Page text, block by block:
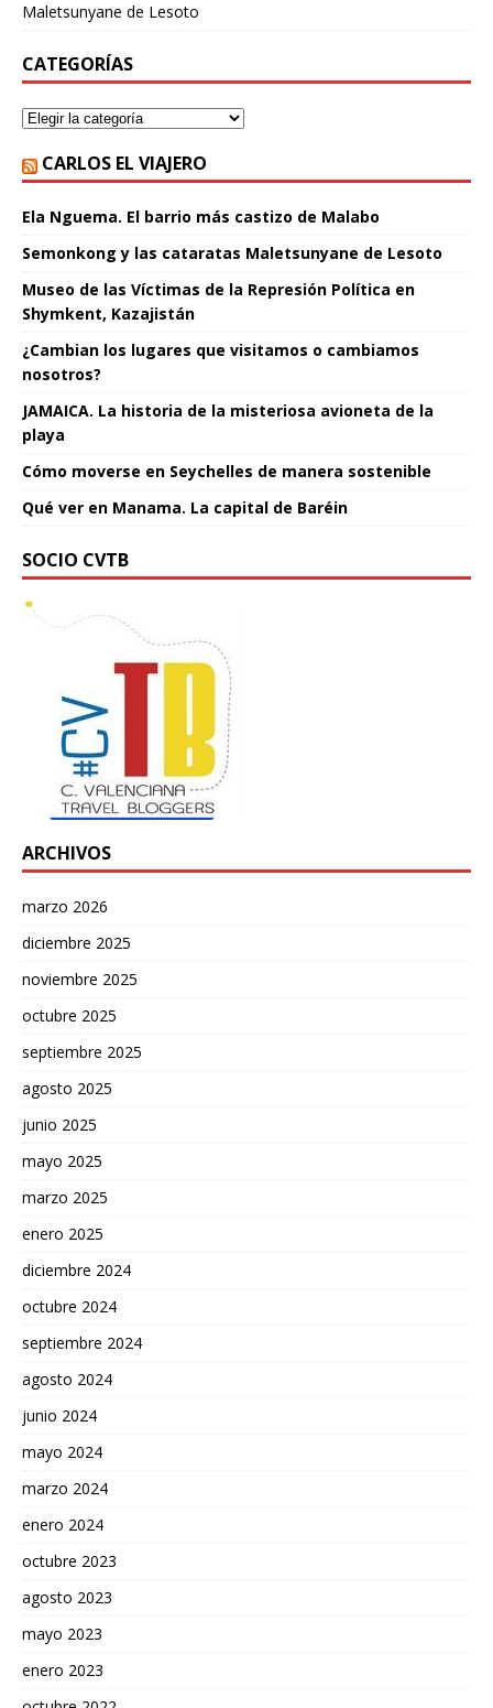
Maletsunyane de Lesoto
CATEGORÍAS
CARLOS EL VIAJERO
Ela Nguema. El barrio más castizo de Malabo
Semonkong y las cataratas Maletsunyane de Lesoto
Museo de las Víctimas de la Represión Política en
Shymkent, Kazajistán
¿Cambian los lugares que visitamos o cambiamos
nosotros?
JAMAICA. La historia de la misteriosa avioneta de la
playa
Cómo moverse en Seychelles de manera sostenible
Qué ver en Manama. La capital de Baréin
SOCIO CVTB
ARCHIVOS
marzo 2026
diciembre 2025
noviembre 2025
octubre 2025
septiembre 2025
agosto 2025
junio 2025
mayo 2025
marzo 2025
enero 2025
diciembre 2024
octubre 2024
septiembre 2024
agosto 2024
junio 2024
mayo 2024
marzo 2024
enero 2024
octubre 2023
agosto 2023
mayo 2023
enero 2023